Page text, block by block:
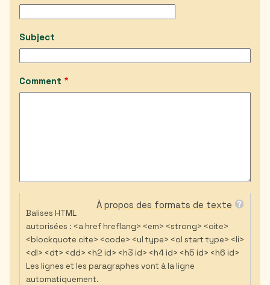
Subject
Comment
À propos des formats de texte
Balises HTML
autorisées : <a href hreflang> <em> <strong> <cite>
<blockquote cite> <code> <ul type> <ol start type> <li>
<dl> <dt> <dd> <h2 id> <h3 id> <h4 id> <h5 id> <h6 id>
Les lignes et les paragraphes vont à la ligne
automatiquement.